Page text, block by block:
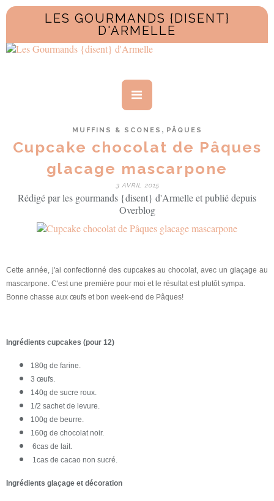
LES GOURMANDS {DISENT}
D'ARMELLE
MUFFINS & SCONES , PÂQUES
Cupcake chocolat de Pâques
glacage mascarpone
3 AVRIL 2015
Rédigé par les gourmands {disent} d'Armelle et publié depuis
Overblog
Cette année, j'ai confectionné des cupcakes au chocolat, avec un glaçage au
mascarpone. C'est une première pour moi et le résultat est plutôt sympa.
Bonne chasse aux œufs et bon week-end de Pâques!
Ingrédients cupcakes (pour 12)
180g de farine.
3 œufs.
140g de sucre roux.
1/2 sachet de levure.
100g de beurre.
160g de chocolat noir.
6cas de lait.
1cas de cacao non sucré.
Ingrédients glaçage et décoration